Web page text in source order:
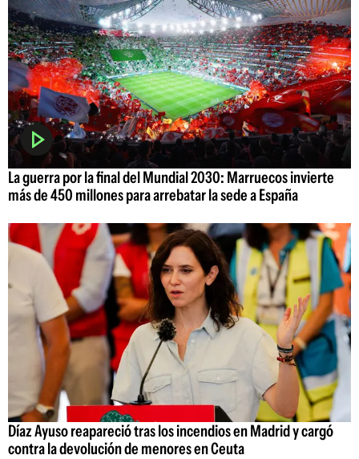
La guerra por la final del Mundial 2030: Marruecos invierte
más de 450 millones para arrebatar la sede a España
Díaz Ayuso reapareció tras los incendios en Madrid y cargó
contra la devolución de menores en Ceuta